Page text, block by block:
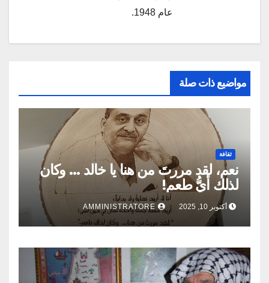
عام 1948.
مواضيع ذات صلة
ثقافة
نعم، لقد مررتَ من هنا يا خالد … وكان
لذلك أيُّ طعم!
أكتوبر 10, 2025